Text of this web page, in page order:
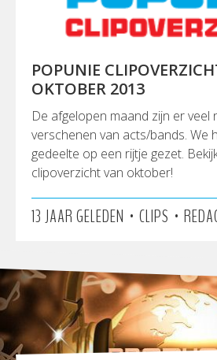
POPUNIE
OKTOBER 2013
De afgelopen maand zijn er veel
verschenen van acts/bands. We
gedeelte op een rijtje gezet.
clipoverzicht van oktober!
13 JAAR GELEDEN • CLIPS •